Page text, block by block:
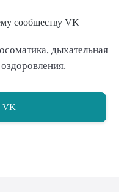
сообществу VK
дыхательная
VK